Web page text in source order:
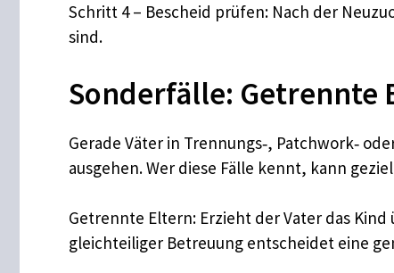
​Schritt 4 – Bescheid prüfen: Nach der
sind.
Sonderfälle: Getrennte
Gerade Väter in Trennungs‑, Patchwork‑
ausgehen. Wer diese Fälle kennt, kann
Getrennte Eltern: Erzieht der Vater das
gleichteiliger Betreuung entscheidet eine